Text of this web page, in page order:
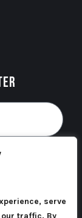
serve
traffic. By